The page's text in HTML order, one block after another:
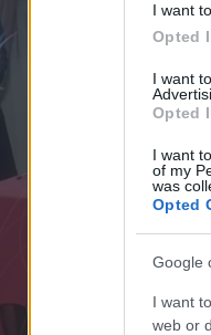
I want
Opted
I want
Opted
I want
of my
was
Opted
Google
I want
web or